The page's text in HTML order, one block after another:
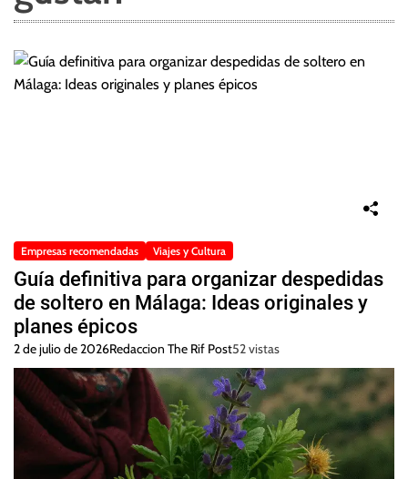
Empresas recomendadas Viajes y Cultura
Guía definitiva para organizar despedidas
de soltero en Málaga: Ideas originales y
planes épicos
2 de julio de 2026Redaccion The Rif Post52 vistas